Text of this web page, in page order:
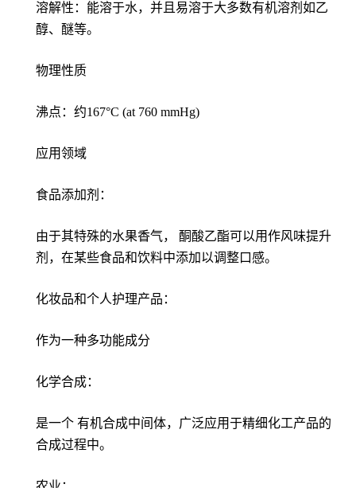
溶解性：能溶于水，并且易溶于大多数有机溶剂如乙
醇、醚等。
物理性质
沸点：约167°C (at 760 mmHg)
应用领域
食品添加剂：
由于其特殊的水果香气， 酮酸乙酯可以用作风味提升
剂，在某些食品和饮料中添加以调整口感。
化妆品和个人护理产品：
作为一种多功能成分
化学合成：
是一个 有机合成中间体，广泛应用于精细化工产品的
合成过程中。